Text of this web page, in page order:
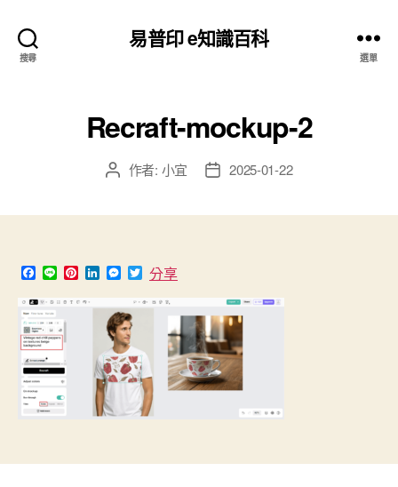
搜尋
易普印 e知識百科
選單
Recraft-mockup-2
文 作者: 小宜
文 2025-01-22
F
a
c
e
b
o
o
k
L
n
P
n
L
n
e
I
n
M
e
s
s
e
n
g
e
r
T
w
i
r
分享